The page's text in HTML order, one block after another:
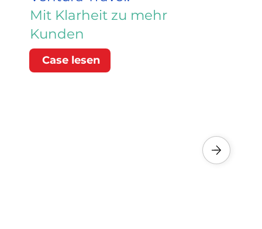
Mit Klarheit zu mehr
Kunden
Case lesen